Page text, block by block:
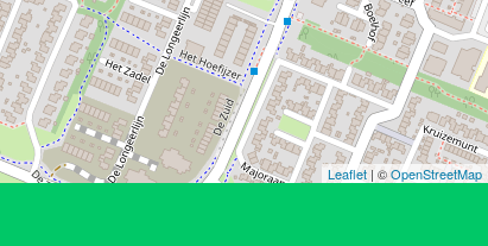
Leaflet | ©OpenStreetMap